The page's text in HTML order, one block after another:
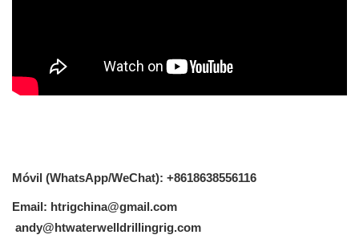
Móvil (WhatsApp/WeChat): +8618638556116
Email: htrigchina@gmail.com
andy@htwaterwelldrillingrig.com